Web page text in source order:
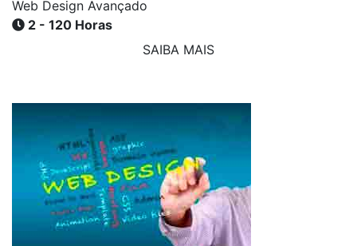
Web Design Avançado
2 - 120 Horas
SAIBA MAIS